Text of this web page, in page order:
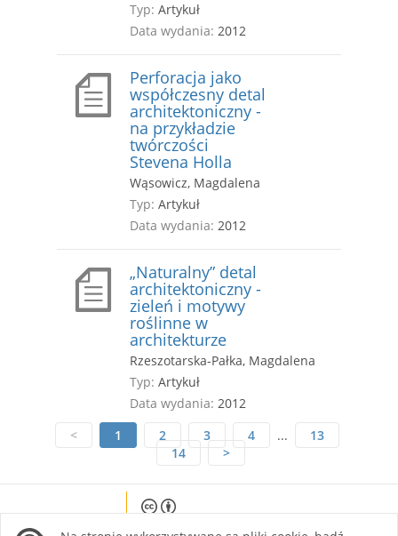
Typ: Artykuł
Data wydania: 2012
Perforacja jako
współczesny detal
architektoniczny -
na przykładzie
twórczości
Stevena Holla
Wąsowicz, Magdalena
Typ: Artykuł
Data wydania: 2012
„Naturalny” detal
architektoniczny -
zieleń i motywy
roślinne w
architekturze
Rzeszotarska-Pałka, Magdalena
Typ: Artykuł
Data wydania: 2012
<
1 2 3 4 ...
13
14
>